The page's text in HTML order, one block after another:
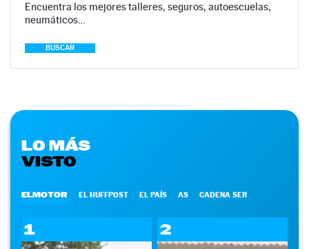
Encuentra los mejores talleres, seguros, autoescuelas,
neumáticos…
BUSCAR
LO MÁS
VISTO
ELMOTOR EL HUFFPOST EL PAÍS AS CADENA SER
1 2